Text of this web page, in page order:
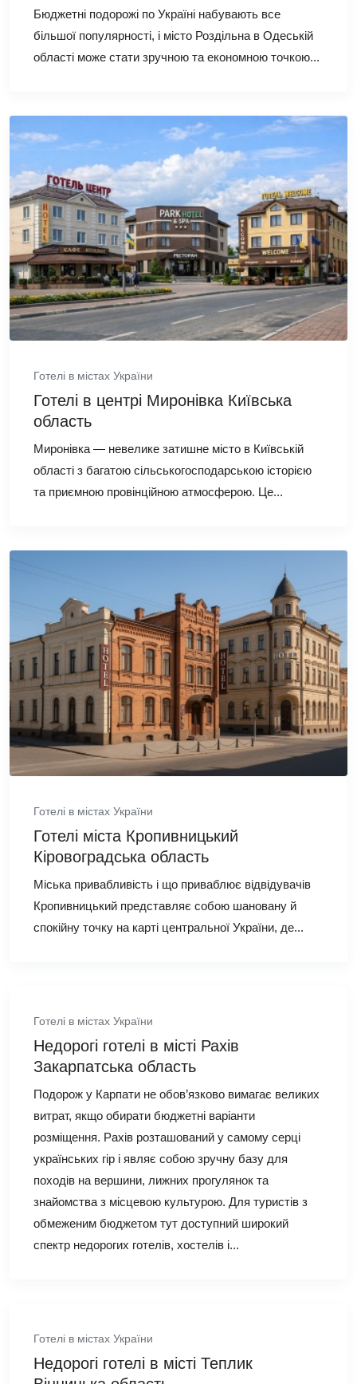
Бюджетні подорожі по Україні набувають все
більшої популярності, і місто Роздільна в Одеській
області може стати зручною та економною точкою...
Готелі в містах України
Готелі в центрі Миронівка Київська
область
Миронівка — невелике затишне місто в Київській
області з багатою сільськогосподарською історією
та приємною провінційною атмосферою. Це...
Готелі в містах України
Готелі міста Кропивницький
Кіровоградська область
Міська привабливість і що приваблює відвідувачів
Кропивницький представляє собою шановану й
спокійну точку на карті центральної України, де...
Готелі в містах України
Недорогі готелі в місті Рахів
Закарпатська область
Подорож у Карпати не обов’язково вимагає великих
витрат, якщо обирати бюджетні варіанти
розміщення. Рахів розташований у самому серці
українських гір і являє собою зручну базу для
походів на вершини, лижних прогулянок та
знайомства з місцевою культурою. Для туристів з
обмеженим бюджетом тут доступний широкий
спектр недорогих готелів, хостелів і...
Готелі в містах України
Недорогі готелі в місті Теплик